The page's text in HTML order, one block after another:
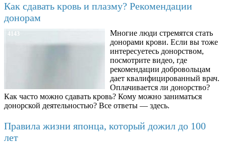
Как сдавать кровь и плазму? Рекомендации
донорам
4143
Многие люди стремятся стать
донорами крови. Если вы тоже
интересуетесь донорством,
посмотрите видео, где
рекомендации добровольцам
дает квалифицированный врач.
Оплачивается ли донорство?
Как часто можно сдавать кровь? Кому можно заниматься
донорской деятельностью? Все ответы — здесь.
Правила жизни японца, который дожил до 100
лет